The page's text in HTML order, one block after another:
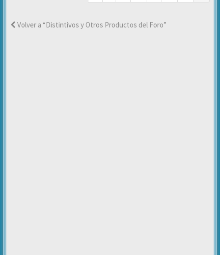
Volver a “Distintivos y Otros Productos del Foro”